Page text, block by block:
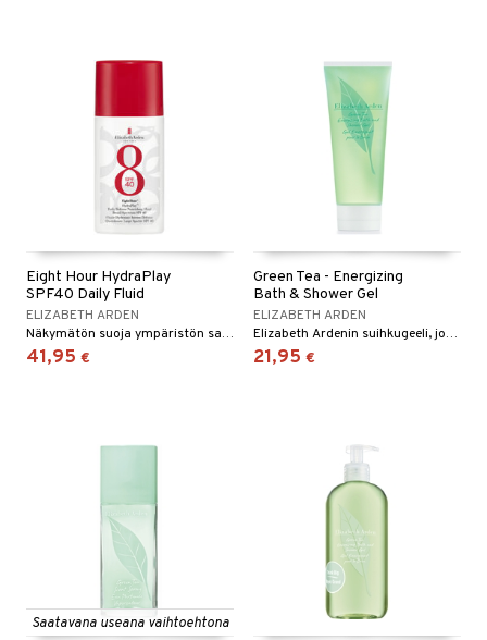
Eight Hour HydraPlay
SPF40 Daily Fluid
ELIZABETH ARDEN
Näkymätön suoja ympäristön saasteita, sinistä valoa ja UVA/UVB-säteitä vastaan.
41,95 €
Green Tea - Energizing
Bath & Shower Gel
ELIZABETH ARDEN
Elizabeth Ardenin suihkugeeli, jonka tuoksu on kevyt ja vihreä.
21,95 €
Saatavana useana vaihtoehtona